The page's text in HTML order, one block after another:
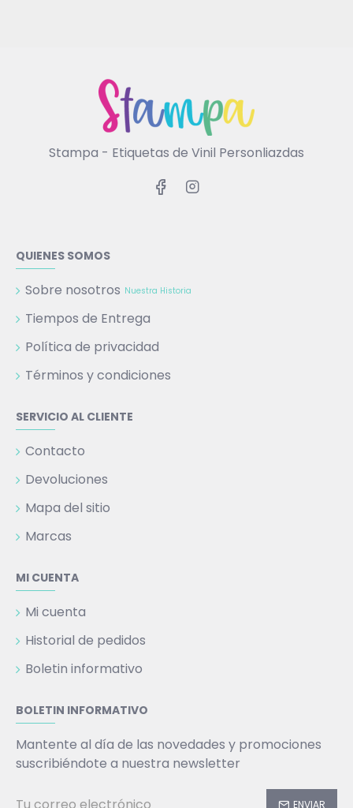
Stampa - Etiquetas de Vinil Personliazdas
QUIENES SOMOS
Sobre nosotros Nuestra Historia
Tiempos de Entrega
Política de privacidad
Términos y condiciones
SERVICIO AL CLIENTE
Contacto
Devoluciones
Mapa del sitio
Marcas
MI CUENTA
Mi cuenta
Historial de pedidos
Boletin informativo
BOLETIN INFORMATIVO
Mantente al día de las novedades y promociones
suscribiéndote a nuestra newsletter
ENVIAR